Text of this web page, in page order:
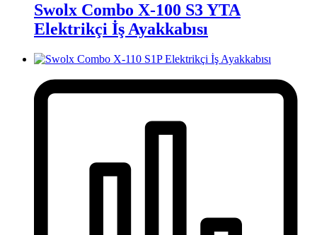
Swolx Combo X-100 S3 YTA
Elektrikçi İş Ayakkabısı